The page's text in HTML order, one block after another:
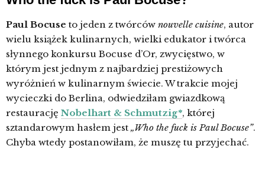
Paul Bocuse to jeden z twórców nouvelle cuisine, autor
wielu książek kulinarnych, wielki edukator i twórca
słynnego konkursu Bocuse d’Or, zwycięstwo, w
którym jest jednym z najbardziej prestiżowych
wyróżnień w kulinarnym świecie. W trakcie mojej
wycieczki do Berlina, odwiedziłam gwiazdkową
restaurację Nobelhart & Schmutzig*, której
sztandarowym hasłem jest „Who the fuck is Paul Bocuse”.
Chyba wtedy postanowiłam, że muszę tu przyjechać.